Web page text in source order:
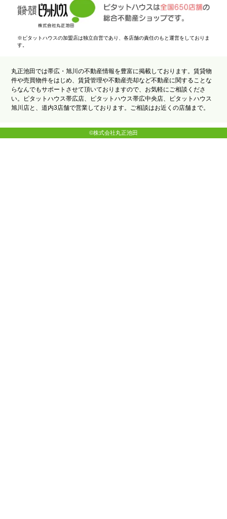
※ピタットハウスの加盟店は独立自営であり、各店舗の責任のもと運営をしておりま
す。
丸正池田では帯広・旭川の不動産情報を豊富に掲載しております。賃貸物
件や売買物件をはじめ、賃貸管理や不動産売却など不動産に関することな
らなんでもサポートさせて頂いておりますので、お気軽にご相談くださ
い。ピタットハウス帯広店、ピタットハウス帯広中央店、ピタットハウス
旭川店と、道内3店舗で営業しております。ご相談はお近くの店舗まで。
©株式会社丸正池田